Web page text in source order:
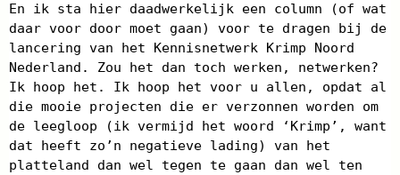
En ik sta hier daadwerkelijk een column (of wat
daar voor door moet gaan) voor te dragen bij de
lancering van het Kennisnetwerk Krimp Noord
Nederland. Zou het dan toch werken, netwerken?
Ik hoop het. Ik hoop het voor u allen, opdat al
die mooie projecten die er verzonnen worden om
de leegloop (ik vermijd het woord ‘Krimp’, want
dat heeft zo’n negatieve lading) van het
platteland dan wel tegen te gaan dan wel ten